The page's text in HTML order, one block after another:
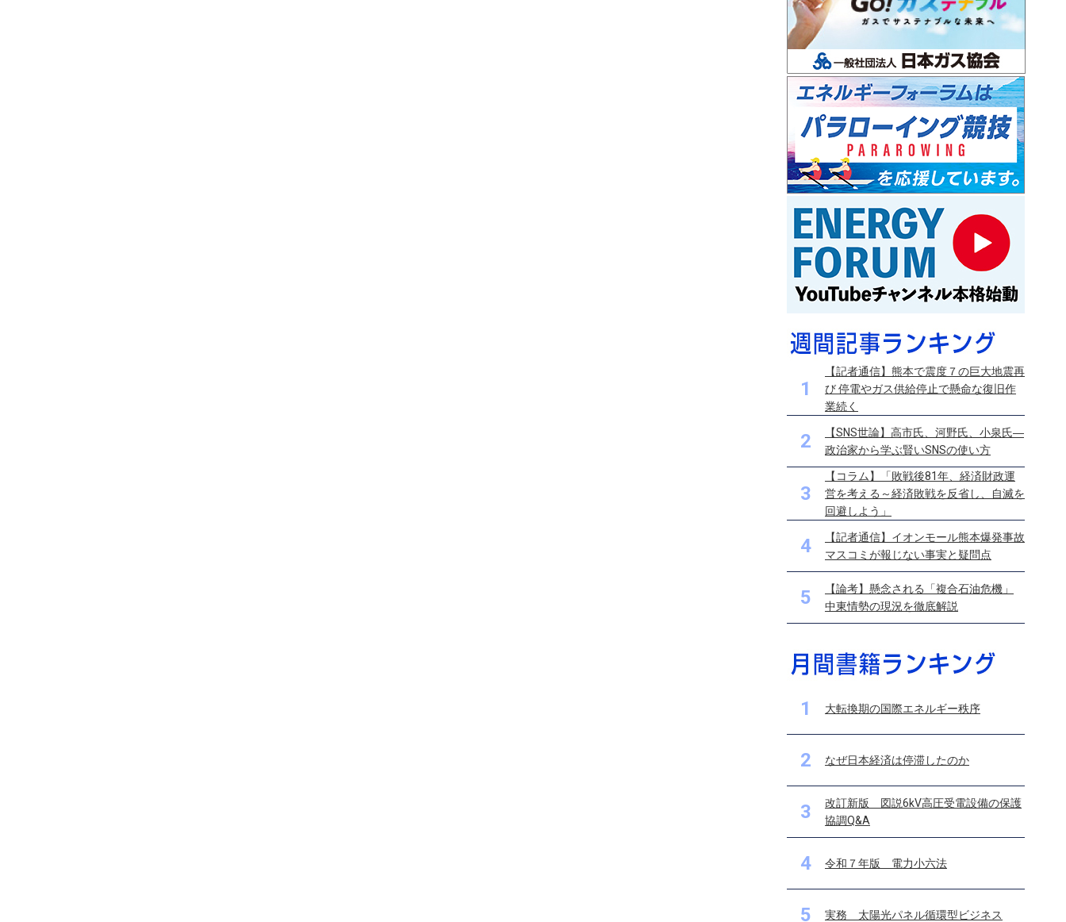
1
【記者通信】熊本で震度７の巨大地震再
び 停電やガス供給停止で懸命な復旧作
業続く
2
【SNS世論】高市氏、河野氏、小泉氏―
政治家から学ぶ賢いSNSの使い方
3
【コラム】「敗戦後81年、経済財政運
営を考える～経済敗戦を反省し、自滅を
回避しよう」
4
【記者通信】イオンモール熊本爆発事故
マスコミが報じない事実と疑問点
5
【論考】懸念される「複合石油危機」
中東情勢の現況を徹底解説
1 大転換期の国際エネルギー秩序
2 なぜ日本経済は停滞したのか
3
改訂新版 図説6kV高圧受電設備の保護
協調Q&A
4 令和７年版 電力小六法
5 実務 太陽光パネル循環型ビジネス